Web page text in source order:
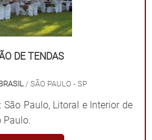
DE TENDAS
/ SÃO PAULO - SP
Paulo, Litoral e Interior de
Paulo.